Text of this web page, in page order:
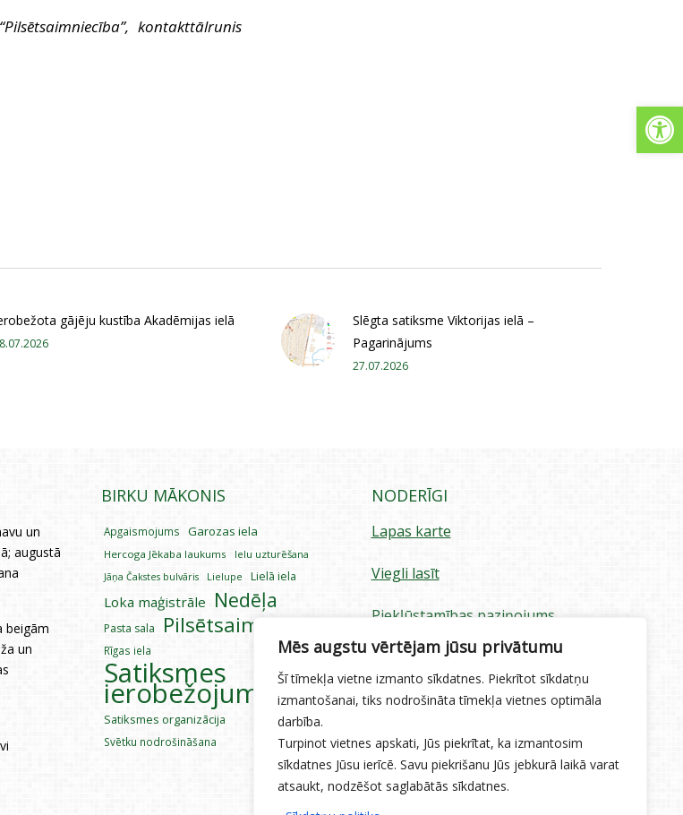
Mēs augstu vērtējam jūsu privātumu
Šī tīmekļa vietne izmanto sīkdatnes. Piekrītot sīkdatņu
izmantošanai, tiks nodrošināta tīmekļa vietnes optimāla
darbība.
Turpinot vietnes apskati, Jūs piekrītat, ka izmantosim
sīkdatnes Jūsu ierīcē. Savu piekrišanu Jūs jebkurā laikā varat
atsaukt, nodzēšot saglabātās sīkdatnes.
kontakttālrunis
gājēju kustība Akadēmijas ielā
Slēgta satiksme Viktorijas ielā –
Pagarinājums
27.07.2026
un
augustā
beigām
un
BIRKU MĀKONIS
Apgaismojums Garozas iela
Hercoga Jēkaba laukums Ielu uzturēšana
Jāņa Čakstes bulvāris Lielupe Lielā iela
Loka maģistrāle Nedēļa
Pasta sala Pilsētsaimniecība
Rīgas iela
Satiksmes
ierobežojumi
Satiksmes organizācija
Svētku nodrošināšana
NODERĪGI
Lapas karte
Viegli lasīt
Piekļūstamības paziņojums
Sīkdatņu izmantošana
Privātuma politika
Ētikas kodekss